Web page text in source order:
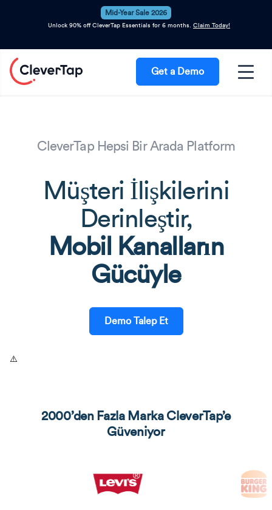
Mid-Year Sale 2026
Unlock 90% off CleverTap Essentials for 6 months. Claim Today!
Get a Demo
CleverTap Hepsi Bir Arada Platform
Müşteri İlişkilerini
Derinleştir,
Mobil Kanalların
Gücüyle
Demo Talep Et
2000’den Fazla Marka CleverTap’e
Güveniyor